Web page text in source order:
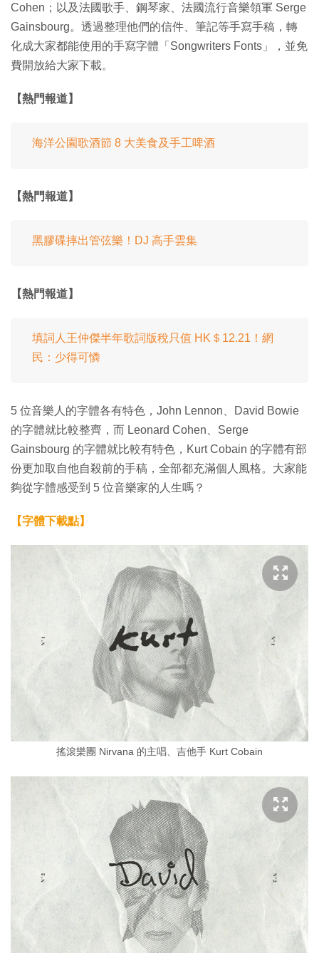
Cohen；以及法國歌手、鋼琴家、法國流行音樂領軍 Serge
Gainsbourg。透過整理他們的信件、筆記等手寫手稿，轉
化成大家都能使用的手寫字體「Songwriters Fonts」，並免
費開放給大家下載。
【熱門報道】
海洋公園歌酒節 8 大美食及手工啤酒
【熱門報道】
黑膠碟摔出管弦樂！DJ 高手雲集
【熱門報道】
填詞人王仲傑半年歌詞版稅只值 HK＄12.21！網
民：少得可憐
5 位音樂人的字體各有特色，John Lennon、David Bowie
的字體就比較整齊，而 Leonard Cohen、Serge
Gainsbourg 的字體就比較有特色，Kurt Cobain 的字體有部
份更加取自他自殺前的手稿，全部都充滿個人風格。大家能
夠從字體感受到 5 位音樂家的人生嗎？
【字體下載點】
搖滾樂團 Nirvana 的主唱、吉他手 Kurt Cobain